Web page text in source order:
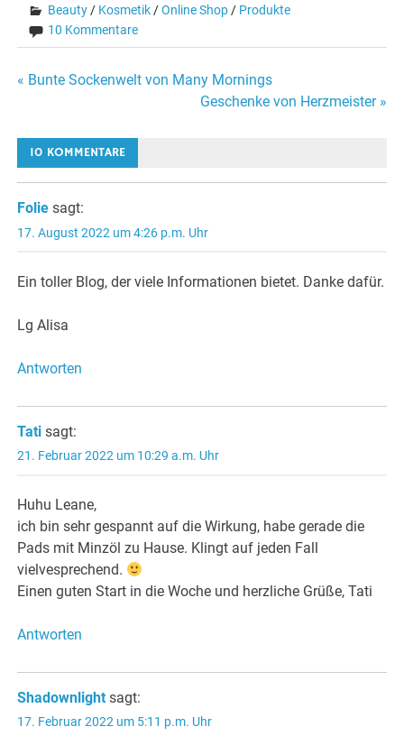
Beauty / Kosmetik /Online Shop / Produkte
10 Kommentare
Beitragsnavigation
« Bunte Sockenwelt von Many Mornings
Geschenke von Herzmeister »
10 KOMMENTARE
Folie sagt:
17. August 2022 um 4:26 p.m. Uhr
Ein toller Blog, der viele Informationen bietet. Danke dafür.
Lg Alisa
Antworten
Tati sagt:
21. Februar 2022 um 10:29 a.m. Uhr
Huhu Leane,
ich bin sehr gespannt auf die Wirkung, habe gerade die
Pads mit Minzöl zu Hause. Klingt auf jeden Fall
vielvesprechend.
Einen guten Start in die Woche und herzliche Grüße, Tati
Antworten
Shadownlight sagt:
17. Februar 2022 um 5:11 p.m. Uhr